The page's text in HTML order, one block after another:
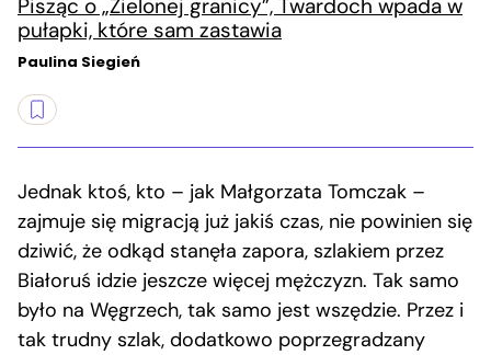
Pisząc o „Zielonej granicy”, Twardoch wpada w
pułapki, które sam zastawia
Paulina Siegień
Jednak ktoś, kto – jak Małgorzata Tomczak –
zajmuje się migracją już jakiś czas, nie powinien się
dziwić, że odkąd stanęła zapora, szlakiem przez
Białoruś idzie jeszcze więcej mężczyzn. Tak samo
było na Węgrzech, tak samo jest wszędzie. Przez i
tak trudny szlak, dodatkowo poprzegradzany